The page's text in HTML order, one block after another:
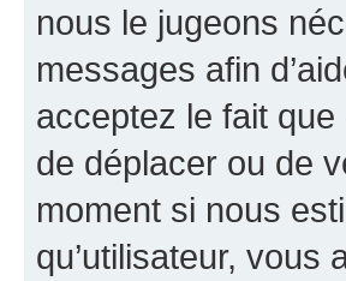
nous le jugeons
messages afin
acceptez le fait que
de déplacer ou de
moment si nous
qu’utilisateur,